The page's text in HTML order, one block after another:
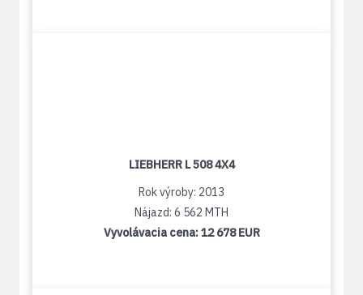
LIEBHERR L 508 4X4
Rok výroby: 2013
Nájazd: 6 562 MTH
Vyvolávacia cena:12 678 EUR